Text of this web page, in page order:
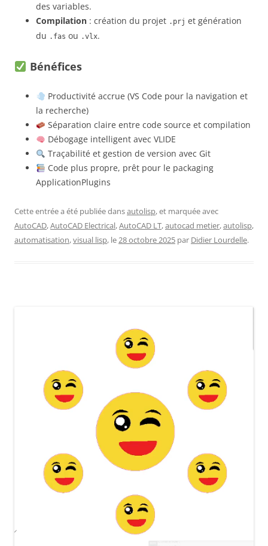
des variables.
Compilation : création du projet .prj et génération
du .fas ou .vlx.
Bénéfices
Productivité accrue (VS Code pour la navigation et
la recherche)
Séparation claire entre code source et compilation
Débogage intelligent avec VLIDE
Traçabilité et gestion de version avec Git
Code plus propre, prêt pour le packaging
ApplicationPlugins
Cette entrée a été publiée dansautolisp, et marquée avec
AutoCAD,AutoCAD Electrical,AutoCAD LT,autocad metier,autolisp,
automatisation,visual lisp, le28 octobre 2025 par Didier Lourdelle.